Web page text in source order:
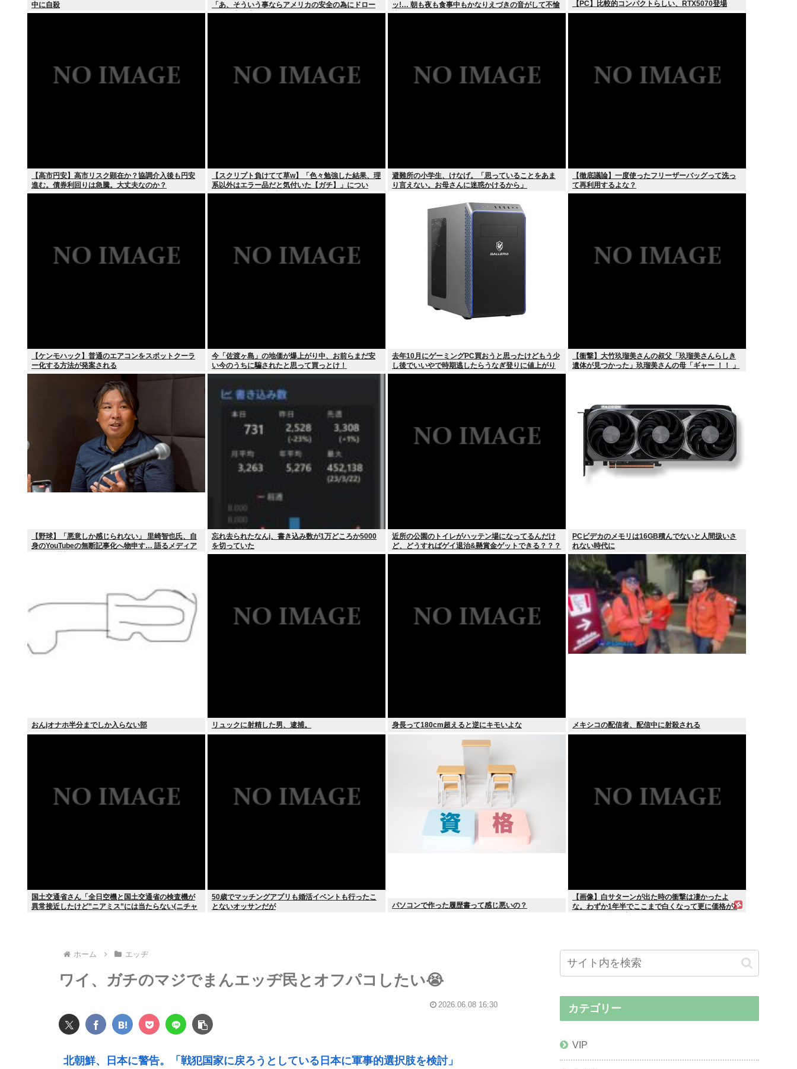
中に自殺
「あ、そういう事ならアメリカの安全の為にドロー
ンの輸出も止めるね？」
ッ!… 朝も夜も食事中もかなりえづきの音がして不愉
快な1日が始まります…」
【PC】比較的コンパクトらしい、RTX5070登場
【高市円安】高市リスク顕在か？協調介入後も円安
進む。債券利回りは急騰。大丈夫なのか？
【スクリプト負けてて草w】「色々勉強した結果、理
系以外はエラー品だと気付いた【ガチ】」につい
て、もっと具体的に話そうか
避難所の小学生、けなげ。「思っていることをあま
り言えない。お母さんに迷惑かけるから」
【徹底議論】一度使ったフリーザーバッグって洗っ
て再利用するよな？
【ケンモハック】普通のエアコンをスポットクーラ
ー化する方法が発案される
今「佐渡ヶ島」の地価が爆上がり中、お前らまだ安
い今のうちに騙されたと思って買っとけ！
去年10月にゲーミングPC買おうと思ったけどもう少
し後でいいやで時期逃したらうなぎ登りに値上がり
していった
【衝撃】大竹玖瑠美さんの叔父「玖瑠美さんらしき
遺体が見つかった」玖瑠美さんの母「ギャー ！！ 」
【野球】「悪意しか感じられない」 里崎智也氏、自
身のYouTubeの無断記事化へ物申す… 語るメディア
忘れ去られたなんj、書き込み数が1万どころか5000
を切っていた
近所の公園のトイレがハッテン場になってるんだけ
ど、どうすればゲイ退治&懸賞金ゲットできる？？？
PCビデカのメモリは16GB積んでないと人間扱いさ
れない時代に
おんjオナホ半分までしか入らない部 リュックに射精した男、逮捕。 身長って180cm超えると逆にキモいよな メキシコの配信者、配信中に射殺される
国土交通省さん「全日空機と国土交通省の検査機が
異常接近したけど”ニアミス”には当たらない(ニチャ
50歳でマッチングアプリも婚活イベントも行ったこ
とないオッサンだが
パソコンで作った履歴書って感じ悪いの？
【画像】白サターンが出た時の衝撃は凄かったよ
な。わずか1年半でここまで白くなって更に価格が2
ホーム エッヂ
ワイ、ガチのマジでまんエッヂ民とオフパコしたい😭
2026.06.08 16:30
北朝鮮、日本に警告。「戦犯国家に戻ろうとしている日本に軍事的選択肢を検討」
カテゴリー
VIP